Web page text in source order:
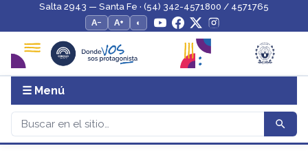
Salta 2943 — Santa Fe · (54) 342-4571800 / 4571765
A−
A+ ◐
☰ Menú